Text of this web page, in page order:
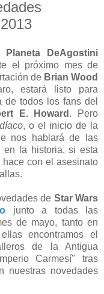
Planeta DeAgostini
el próximo mes de
de Brian Wood
estará listo para
de todos los fans del
E. Howard . Pero
, o el inicio de la
nos hablará de las
en la historia, si esta
hace con el asesinato
de Star Wars
junto a todas las
de mayo, tanto en
encontramos el
de la Antigua
Carmesí" tras
nuestras novedades